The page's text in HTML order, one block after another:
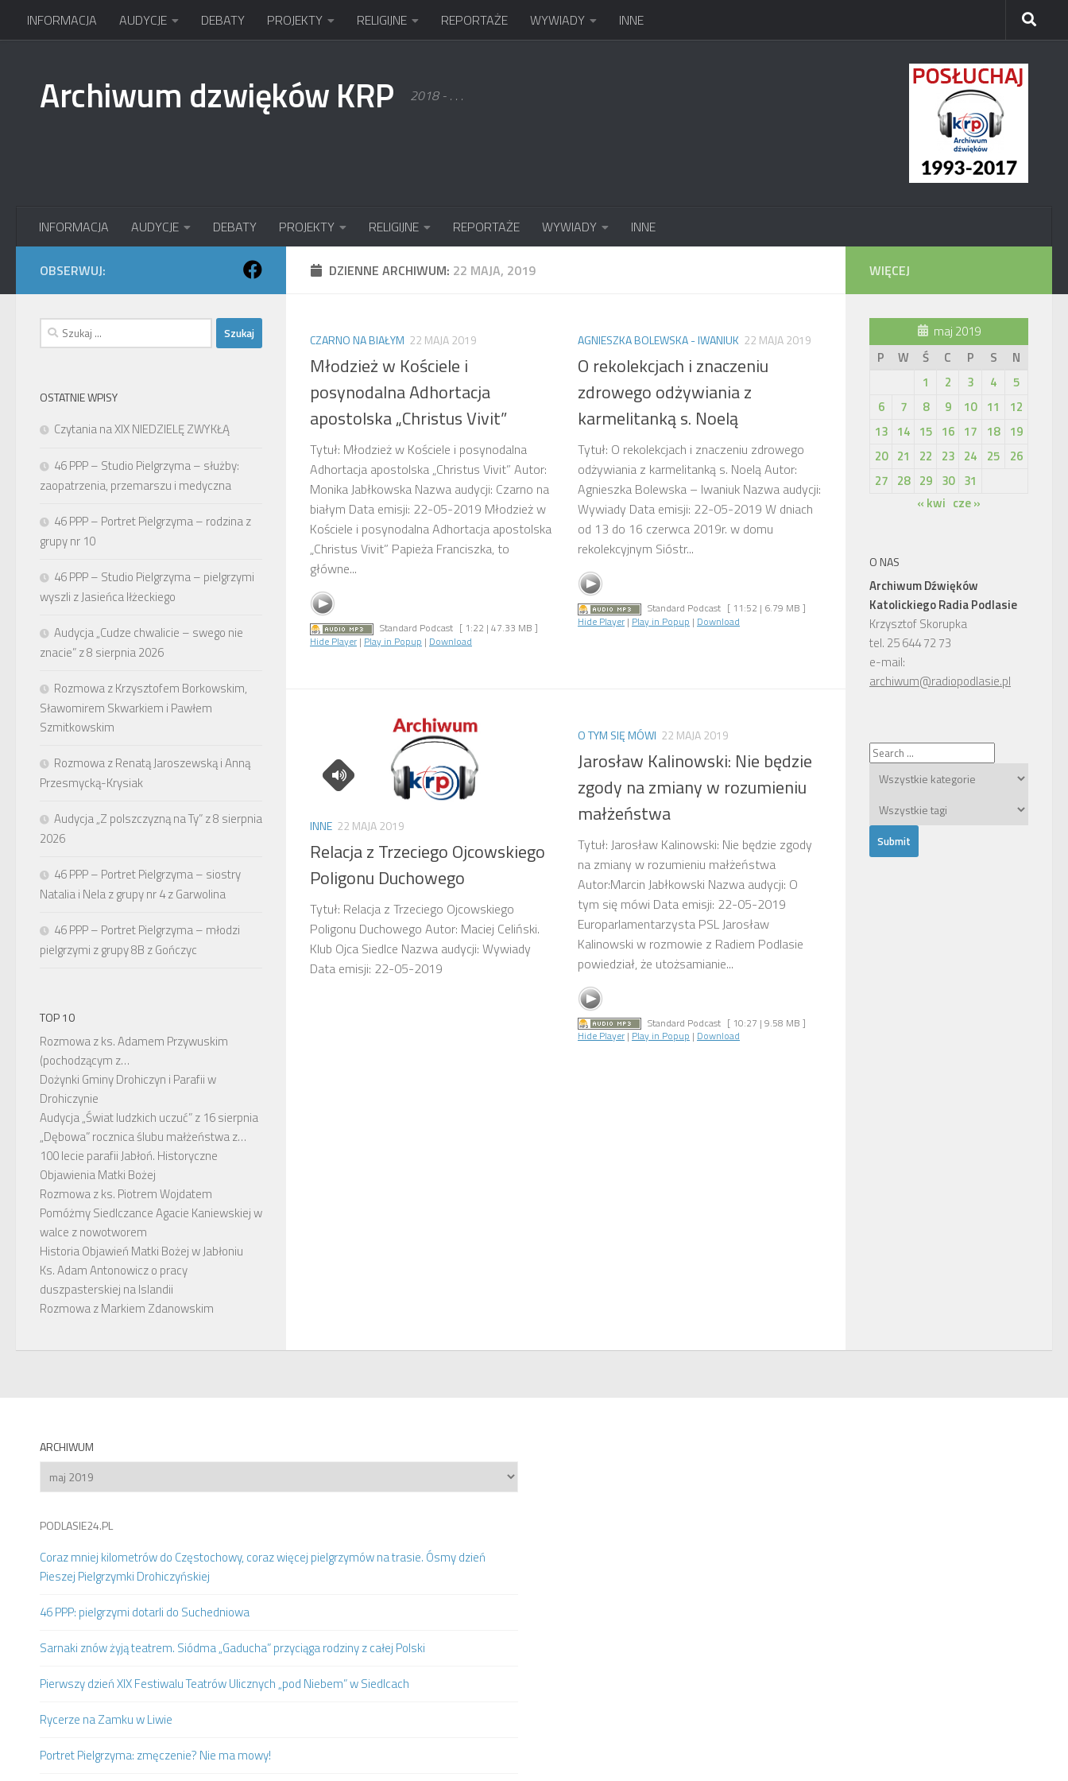
Przejdź do treści
INFORMACJA AUDYCJE DEBATY PROJEKTY RELIGIJNE REPORTAŻE WYWIADY INNE
Archiwum dzwięków KRP 2018 - . . .
INFORMACJA AUDYCJE DEBATY PROJEKTY RELIGIJNE REPORTAŻE WYWIADY INNE
DZIENNE ARCHIWUM: 22 MAJA, 2019
CZARNO NA BIAŁYM 22 MAJA 2019
Młodzież w Kościele i
posynodalna Adhortacja
apostolska „Christus Vivit”
Tytuł: Młodzież w Kościele i posynodalna
Adhortacja apostolska „Christus Vivit” Autor:
Monika Jabłkowska Nazwa audycji: Czarno na
białym Data emisji: 22-05-2019 Młodzież w
Kościele i posynodalna Adhortacja apostolska
„Christus Vivit” Papieża Franciszka, to
główne...
Standard Podcast [ 1:22 | 47.33 MB ]
Hide Player | Play in Popup | Download
AGNIESZKA BOLEWSKA - IWANIUK 22 MAJA 2019
O rekolekcjach i znaczeniu
zdrowego odżywiania z
karmelitanką s. Noelą
Tytuł: O rekolekcjach i znaczeniu zdrowego
odżywiania z karmelitanką s. Noelą Autor:
Agnieszka Bolewska – Iwaniuk Nazwa audycji:
Wywiady Data emisji: 22-05-2019 W dniach
od 13 do 16 czerwca 2019r. w domu
rekolekcyjnym Sióstr...
Standard Podcast [ 11:52 | 6.79 MB ]
Hide Player | Play in Popup | Download
INNE 22 MAJA 2019
Relacja z Trzeciego Ojcowskiego
Poligonu Duchowego
Tytuł: Relacja z Trzeciego Ojcowskiego
Poligonu Duchowego Autor: Maciej Celiński.
Klub Ojca Siedlce Nazwa audycji: Wywiady
Data emisji: 22-05-2019
O TYM SIĘ MÓWI 22 MAJA 2019
Jarosław Kalinowski: Nie będzie
zgody na zmiany w rozumieniu
małżeństwa
Tytuł: Jarosław Kalinowski: Nie będzie zgody
na zmiany w rozumieniu małżeństwa
Autor:Marcin Jabłkowski Nazwa audycji: O
tym się mówi Data emisji: 22-05-2019
Europarlamentarzysta PSL Jarosław
Kalinowski w rozmowie z Radiem Podlasie
powiedział, że utożsamianie...
Standard Podcast [ 10:27 | 9.58 MB ]
Hide Player | Play in Popup | Download
OBSERWUJ:
Szukaj:
OSTATNIE WPISY
Czytania na XIX NIEDZIELĘ ZWYKŁĄ
46 PPP – Studio Pielgrzyma – służby:
zaopatrzenia, przemarszu i medyczna
46 PPP – Portret Pielgrzyma – rodzina z
grupy nr 10
46 PPP – Studio Pielgrzyma – pielgrzymi
wyszli z Jasieńca Iłżeckiego
Audycja „Cudze chwalicie – swego nie
znacie” z 8 sierpnia 2026
Rozmowa z Krzysztofem Borkowskim,
Sławomirem Skwarkiem i Pawłem
Szmitkowskim
Rozmowa z Renatą Jaroszewską i Anną
Przesmycką-Krysiak
Audycja „Z polszczyzną na Ty” z 8 sierpnia
2026
46 PPP – Portret Pielgrzyma – siostry
Natalia i Nela z grupy nr 4 z Garwolina
46 PPP – Portret Pielgrzyma – młodzi
pielgrzymi z grupy 8B z Gończyc
TOP 10
Rozmowa z ks. Adamem Przywuskim
(pochodzącym z…
Dożynki Gminy Drohiczyn i Parafii w
Drohiczynie
Audycja „Świat ludzkich uczuć” z 16 sierpnia
„Dębowa” rocznica ślubu małżeństwa z…
100 lecie parafii Jabłoń. Historyczne
Objawienia Matki Bożej
Rozmowa z ks. Piotrem Wojdatem
Pomóżmy Siedlczance Agacie Kaniewskiej w
walce z nowotworem
Historia Objawień Matki Bożej w Jabłoniu
Ks. Adam Antonowicz o pracy
duszpasterskiej na Islandii
Rozmowa z Markiem Zdanowskim
WIĘCEJ
maj 2019
P
W Ś C P S
N
1
2 3 4
5
6
7 8 9 10 11
12
13 14 15 16 17 18
19
20 21 22 23 24 25
26
27 28 29 30 31
« kwi cze »
O NAS
Archiwum Dźwięków
Katolickiego Radia Podlasie
Krzysztof Skorupka
tel. 25 644 72 73
e-mail:
archiwum@radiopodlasie.pl
ARCHIWUM
Archiwum
PODLASIE24.PL
Coraz mniej kilometrów do Częstochowy, coraz więcej pielgrzymów na trasie. Ósmy dzień
Pieszej Pielgrzymki Drohiczyńskiej
46 PPP: pielgrzymi dotarli do Suchedniowa
Sarnaki znów żyją teatrem. Siódma „Gaducha” przyciąga rodziny z całej Polski
Pierwszy dzień XIX Festiwalu Teatrów Ulicznych „pod Niebem” w Siedlcach
Rycerze na Zamku w Liwie
Portret Pielgrzyma: zmęczenie? Nie ma mowy!